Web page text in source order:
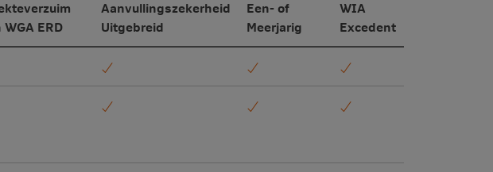
WGA ERD
Aanvullingszekerheid
Uitgebreid
Een- of
Meerjarig
WIA
Excedent